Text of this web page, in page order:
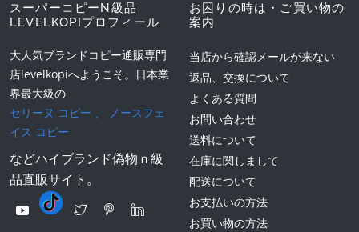
スーパーコピーN級品
LEVELKOPIプロフィール
大人気ブランドコピー通販専門
店levelkopiへようこそ。日本業
界最大級の
セリーヌ コピー 、
ノースフェ
イス コピー
などハイブランド偽物ｎ級
品直販サイト。
お困りの時は・ご買い物の
案内
当店から確認メールが来ない
返品、交換について
よくある質問
お問い合わせ
送料について
在庫に関しまして
配送について
お支払いの方法
お買い物の方法